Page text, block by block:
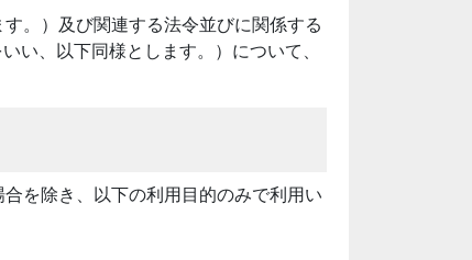
。）及び関連する法令並びに関係する
い、以下同様とします。）について、
を除き、以下の利用目的のみで利用い